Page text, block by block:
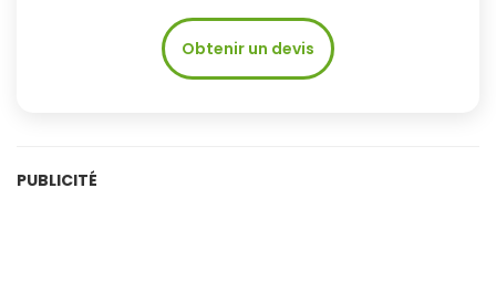
Obtenir un devis
PUBLICITÉ